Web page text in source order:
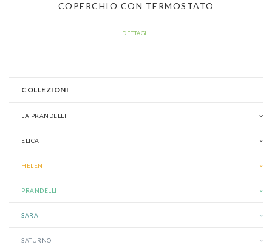
COPERCHIO CON TERMOSTATO
DETTAGLI
COLLEZIONI
LA PRANDELLI
ELICA
HELEN
PRANDELLI
SARA
SATURNO